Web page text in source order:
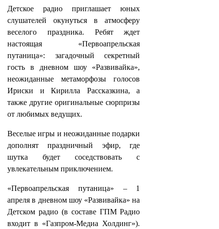
Детское радио приглашает юных
слушателей окунуться в атмосферу
веселого праздника. Ребят ждет
настоящая «Первоапрельская
путаница»: загадочный секретный
гость в дневном шоу «Развивайка»,
неожиданные метаморфозы голосов
Ириски и Кирилла Рассказкина, а
также другие оригинальные сюрпризы
от любимых ведущих.
Веселые игры и неожиданные подарки
дополнят праздничный эфир, где
шутка будет соседствовать с
увлекательным приключением.
«Первоапрельская путаница» – 1
апреля в дневном шоу «Развивайка» на
Детском радио (в составе ГПМ Радио
входит в «Газпром-Медиа Холдинг»).